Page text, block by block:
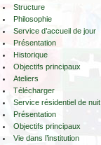
Structure
Philosophie
Service d’accueil de jour
Présentation
Historique
Objectifs principaux
Ateliers
Télécharger
Service résidentiel de nuit
Présentation
Objectifs principaux
Vie dans l’institution